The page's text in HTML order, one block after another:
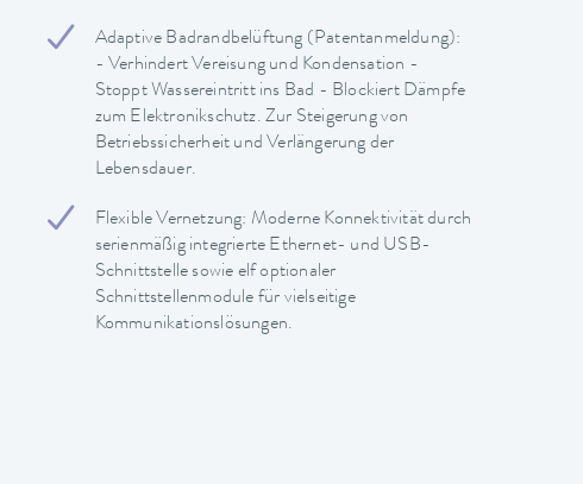
Adaptive Badrandbelüftung (Patentanmeldung):
- Verhindert Vereisung und Kondensation -
Stoppt Wassereintritt ins Bad - Blockiert Dämpfe
zum Elektronikschutz. Zur Steigerung von
Betriebssicherheit und Verlängerung der
Lebensdauer.
Flexible Vernetzung: Moderne Konnektivität durch
serienmäßig integrierte Ethernet- und USB-
Schnittstelle sowie elf optionaler
Schnittstellenmodule für vielseitige
Kommunikationslösungen.